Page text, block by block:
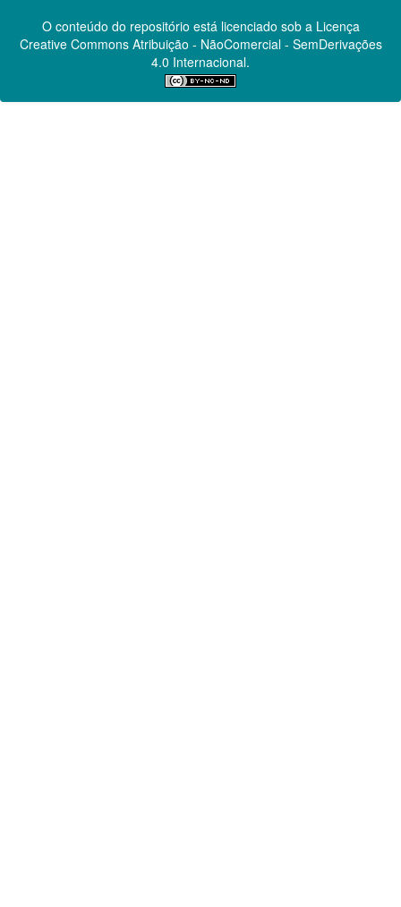
O conteúdo do repositório está licenciado sob a Licença
Creative CommonsAtribuição - NãoComercial - SemDerivações
4.0 Internacional.